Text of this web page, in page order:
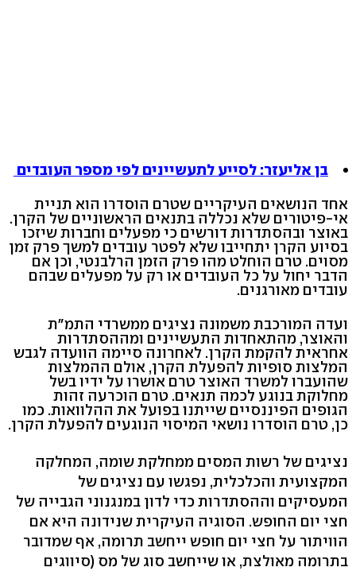
בן אליעזר: לסייע לתעשיינים לפי מספר העובדים
אחד הנושאים העיקריים שטרם הוסדרו הוא תניית
אי-פיטורים שלא נכללה בתנאים הראשוניים של הקרן.
באוצר ובהסתדרות דורשים כי מפעלים וחברות שיזכו
בסיוע הקרן יתחייבו שלא לפטר עובדים למשך פרק זמן
מסוים. טרם הוחלט מהו פרק הזמן הרלבנטי, וכן אם
הדבר יחול על כל העובדים או רק על מפעלים שבהם
עובדים מאורגנים.
ועדה המורכבת משמונה נציגים ממשרדי התמ"ת
והאוצר, מהתאחדות התעשיינים ומההסתדרות
אחראית להקמת הקרן. לאחרונה סיימה הוועדה לגבש
המלצות סופיות להפעלת הקרן, אולם ההמלצות
שהועברו למשרד האוצר טרם אושרו על ידיו בשל
מחלוקת בנוגע לכמה תנאים. טרם הוכרעה זהות
הגופים הפיננסיים שייתנו בפועל את ההלוואות. כמו
כן, טרם הוסדרו נושאי המיסוי הנוגעים להפעלת הקרן.
נציגים של רשות המסים ממחלקת שומה, המחלקה
המקצועית והכלכלית, נפגשו עם נציגים של
המעסיקים וההסתדרות כדי לדון במנגנוני הגבייה של
חצי יום החופש. הסוגיה העיקרית שנידונה היא אם
הוויתור על חצי יום חופש ייחשב תרומה, אף שמדובר
בתרומה מאולצת, או שייחשב סוג של מס (סיווגים